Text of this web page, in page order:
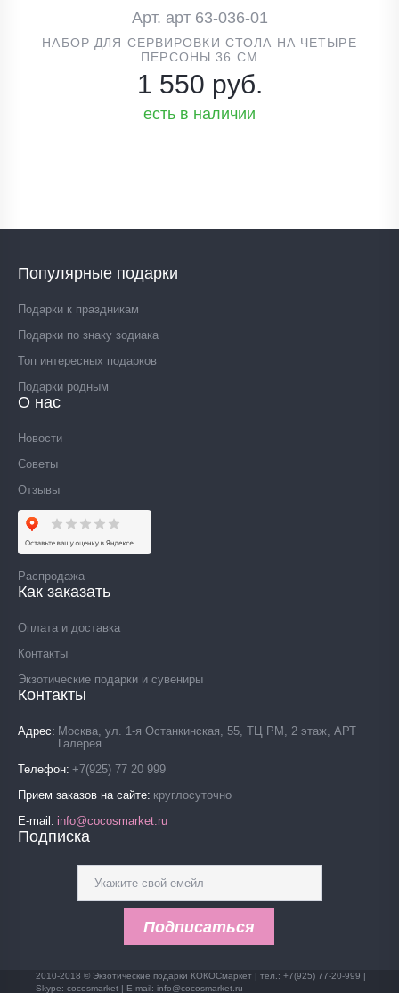
Арт. арт 63-036-01
НАБОР ДЛЯ СЕРВИРОВКИ СТОЛА НА ЧЕТЫРЕ
ПЕРСОНЫ 36 СМ
1 550 руб.
есть в наличии
Популярные подарки
Подарки к праздникам
Подарки по знаку зодиака
Топ интересных подарков
Подарки родным
О нас
Новости
Советы
Отзывы
Распродажа
Как заказать
Оплата и доставка
Контакты
Экзотические подарки и сувениры
Контакты
Адрес
Москва, ул. 1-я Останкинская, 55, ТЦ РМ, 2 этаж, АРТ
Галерея
Телефон +7(925) 77 20 999
Прием заказов на сайте круглосуточно
E-mail
info@cocosmarket.ru
Подписка
Подписаться
2010-2018 © Экзотические подарки КОКОСмаркет | тел.: +7(925) 77-20-999 |
Skype: cocosmarket | E-mail: info@cocosmarket.ru